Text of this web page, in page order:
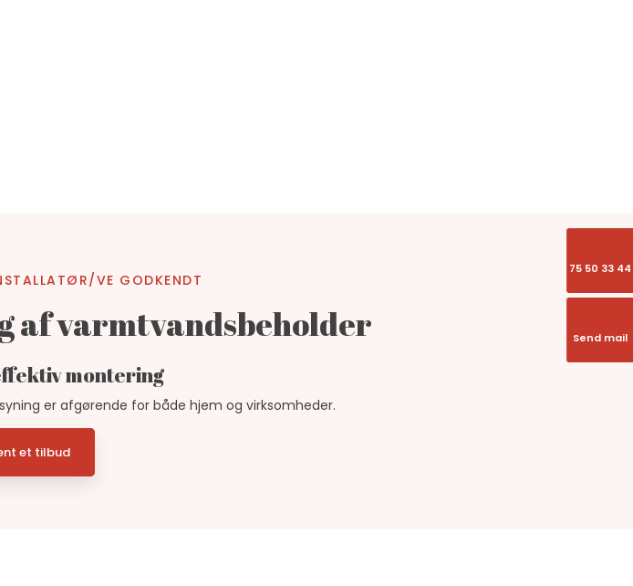
75 50 33 44
Send mail
VE GODKENDT
af varmtvandsbeholder
montering
er afgørende for både hjem og virksomheder.
et tilbud